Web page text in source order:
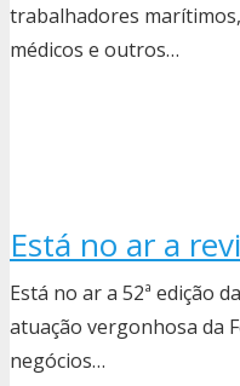
trabalhadores
médicos e outros…
Está no ar a
Está no ar a 52ª edição
atuação vergonhosa da
negócios…